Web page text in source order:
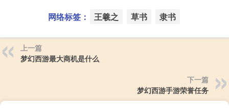
网络标签： 王羲之 草书 隶书
上一篇
梦幻西游最大商机是什么
下一篇
梦幻西游手游荣誉任务